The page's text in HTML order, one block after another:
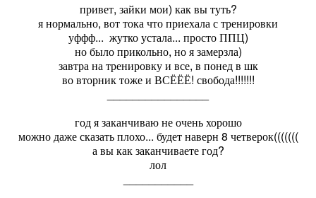
привет, зайки мои) как вы туть?
я нормально, вот тока что приехала с тренировки
уффф... жутко устала... просто ППЦ)
но было прикольно, но я замерзла)
завтра на тренировку и все, в понед в шк
во вторник тоже и ВСЁЁЁ! свобода!!!!!!!
год я заканчиваю не очень хорошо
можно даже сказать плохо... будет наверн 8 четверок(((((((
а вы как заканчиваете год?
лол